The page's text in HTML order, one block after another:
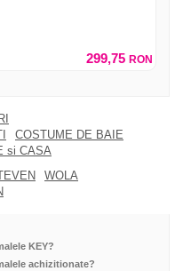
299,75 RON
COSTUME DE BAIE
si CASA
WOLA
KEY?
achizitionate?